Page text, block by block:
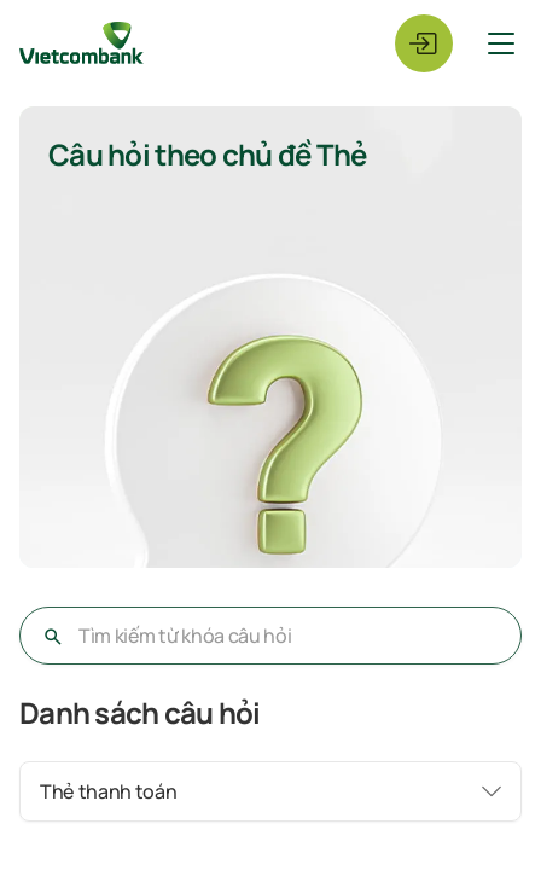
Câu hỏi theo chủ đề Thẻ
Danh sách câu hỏi
Thẻ thanh toán